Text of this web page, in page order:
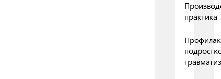
практика